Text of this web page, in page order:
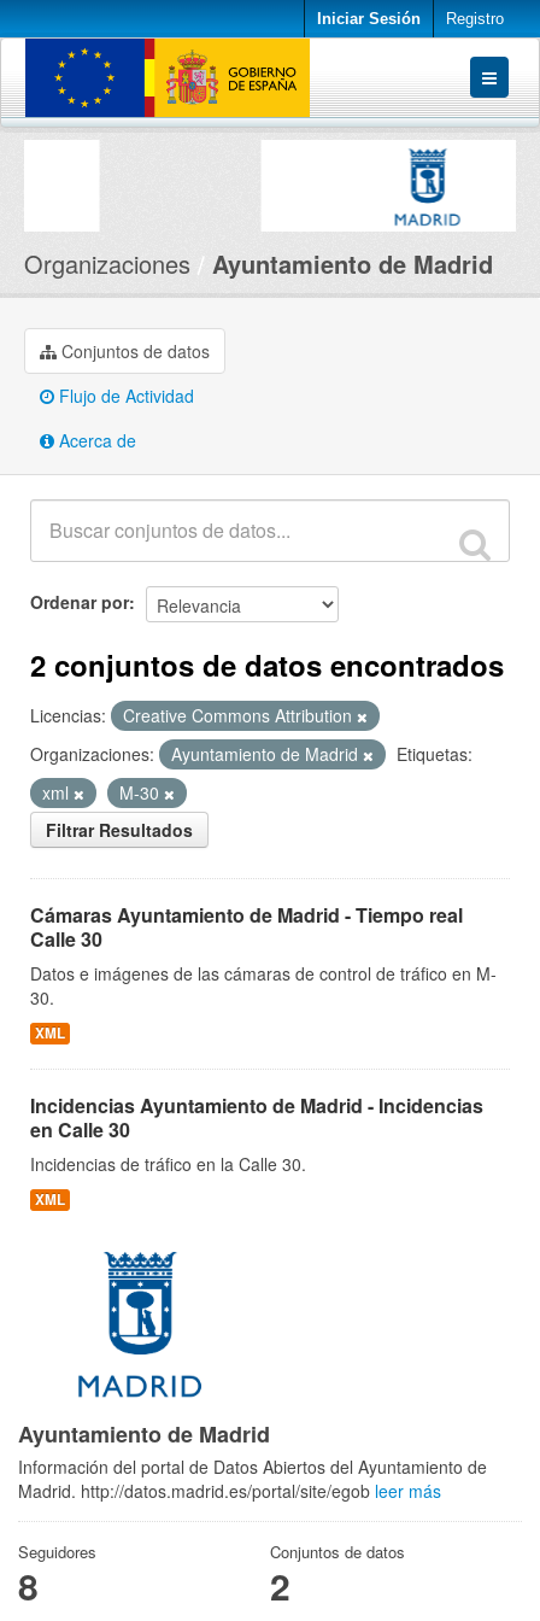
Iniciar Sesión Registro
Conjuntos de datos
Organizaciones Ayuntamiento de Madrid
Conjuntos de datos
Flujo de Actividad
Acerca de
Ordenar por
2 conjuntos de datos encontrados
Licencias:
Creative Commons Attribution
Organizaciones:
Ayuntamiento de Madrid
Etiquetas:
xml
M-30
Filtrar Resultados
Cámaras Ayuntamiento de Madrid - Tiempo real
Calle 30
Datos e imágenes de las cámaras de control de tráfico en M-
30.
XML
Incidencias Ayuntamiento de Madrid - Incidencias
en Calle 30
Incidencias de tráfico en la Calle 30.
XML
Ayuntamiento de Madrid
Información del portal de Datos Abiertos del Ayuntamiento de
Madrid. http://datos.madrid.es/portal/site/egob leer más
Seguidores
8
Conjuntos de datos
2